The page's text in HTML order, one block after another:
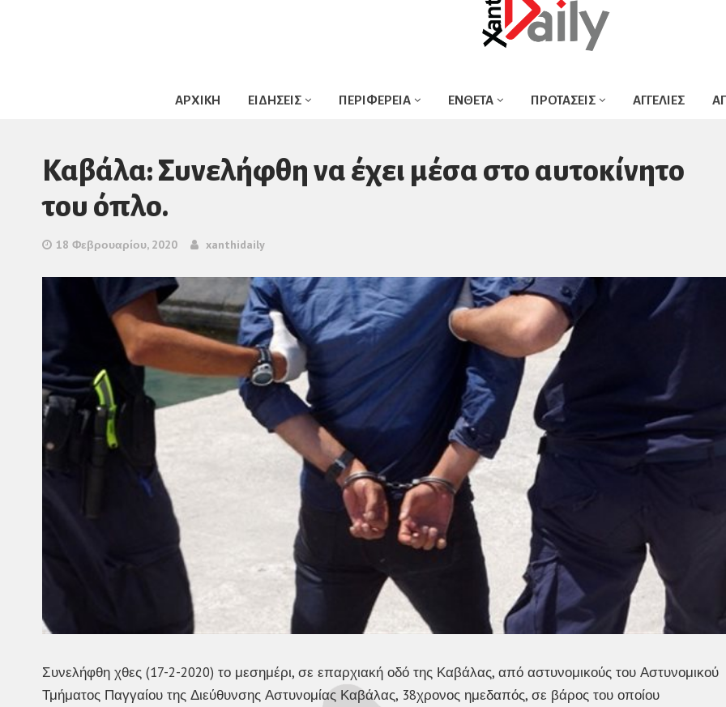
ΑΡΧΙΚΗ ΕΙΔΗΣΕΙΣ ΠΕΡΙΦΕΡΕΙΑ ΕΝΘΕΤΑ ΠΡΟΤΑΣΕΙΣ ΑΓΓΕΛΙΕΣ
Καβάλα: Συνελήφθη να έχει μέσα στο αυτοκίνητο
του όπλο.
18 Φεβρουαρίου, 2020 xanthidaily
Συνελήφθη χθες (17-2-2020) το μεσημέρι, σε επαρχιακή οδό της Καβάλας, από αστυνομικούς του Αστυνομικού
Τμήματος Παγγαίου της Διεύθυνσης Αστυνομίας Καβάλας, 38χρονος ημεδαπός, σε βάρος του οποίου